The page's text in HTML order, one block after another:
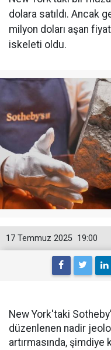
dolara satıldı. Ancak
milyon doları aşan
iskeleti oldu.
19:00
17 Temmuz 2025
New York'taki
düzenlenen nadir
artırmasında, şimdiye